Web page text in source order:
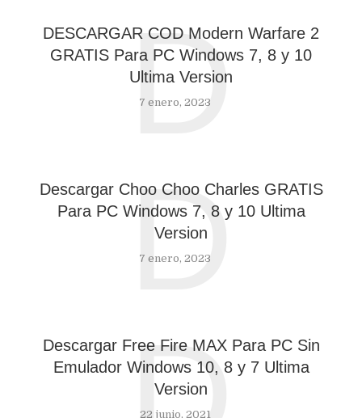
DESCARGAR COD Modern Warfare 2
GRATIS Para PC Windows 7, 8 y 10
Ultima Version
7 enero, 2023
D
Descargar Choo Choo Charles GRATIS
Para PC Windows 7, 8 y 10 Ultima
Version
7 enero, 2023
D
Descargar Free Fire MAX Para PC Sin
Emulador Windows 10, 8 y 7 Ultima
Version
22 junio, 2021